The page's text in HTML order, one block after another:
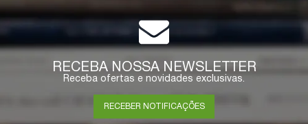
RECEBA NOSSA NEWSLETTER
Receba ofertas e novidades exclusivas.
RECEBER NOTIFICAÇÕES